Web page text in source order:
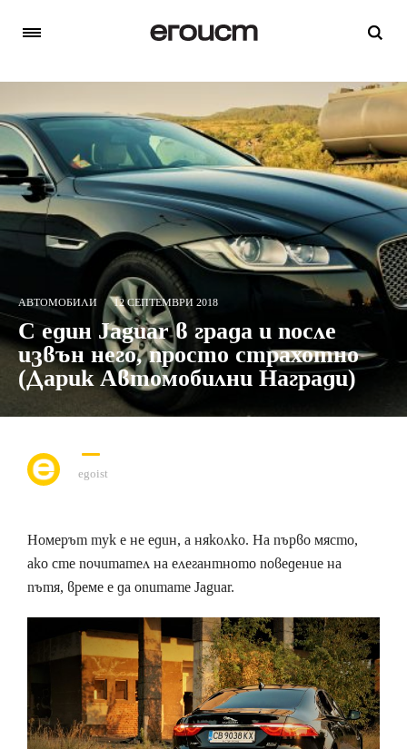
АВТОМОБИЛИ 12 СЕПТЕМВРИ 2018
С един Jaguar в града и после
извън него, просто страхотно
(Дарик Автомобилни Награди)
egoist
Номерът тук е не един, а няколко. На първо място,
ако сте почитател на елегантното поведение на
пътя, време е да опитате Jaguar.